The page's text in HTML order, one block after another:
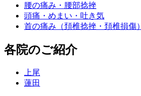
腰の痛み・腰部捻挫
頭痛・めまい・吐き気
首の痛み（頚椎捻挫・頚椎損傷）
各院のご紹介
上尾
蓮田